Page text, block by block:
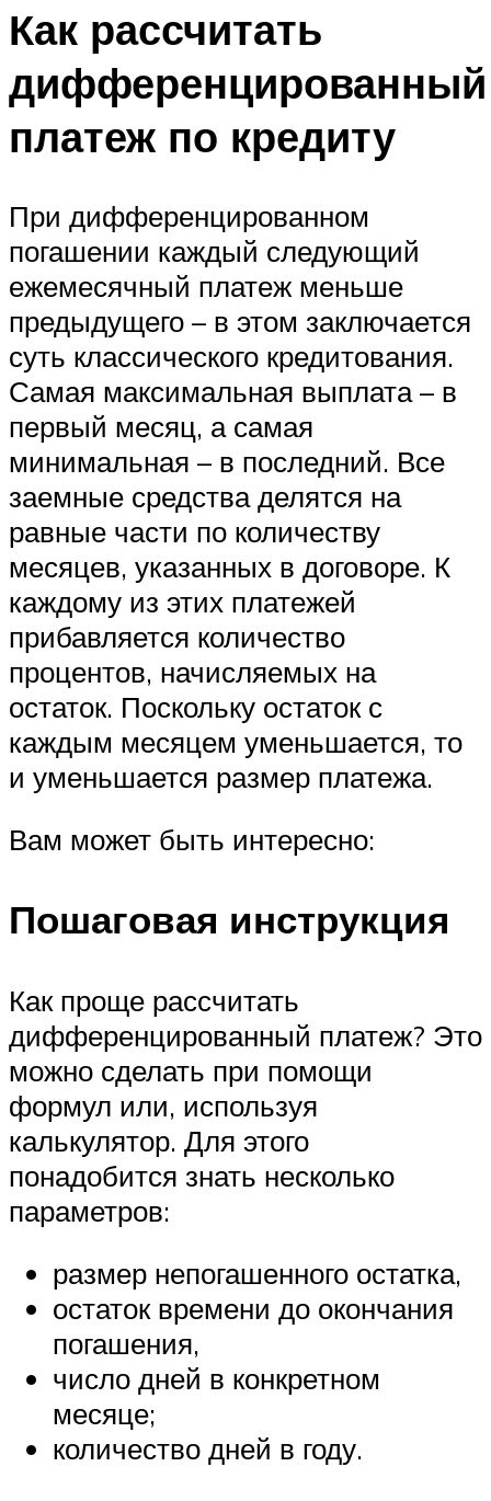
Как рассчитать
дифференцированный
платеж по кредиту
При дифференцированном
погашении каждый следующий
ежемесячный платеж меньше
предыдущего – в этом заключается
суть классического кредитования.
Самая максимальная выплата – в
первый месяц, а самая
минимальная – в последний. Все
заемные средства делятся на
равные части по количеству
месяцев, указанных в договоре. К
каждому из этих платежей
прибавляется количество
процентов, начисляемых на
остаток. Поскольку остаток с
каждым месяцем уменьшается, то
и уменьшается размер платежа.
Вам может быть интересно:
Пошаговая инструкция
Как проще рассчитать
дифференцированный платеж? Это
можно сделать при помощи
формул или, используя
калькулятор. Для этого
понадобится знать несколько
параметров:
размер непогашенного остатка,
остаток времени до окончания
погашения,
число дней в конкретном
месяце;
количество дней в году.